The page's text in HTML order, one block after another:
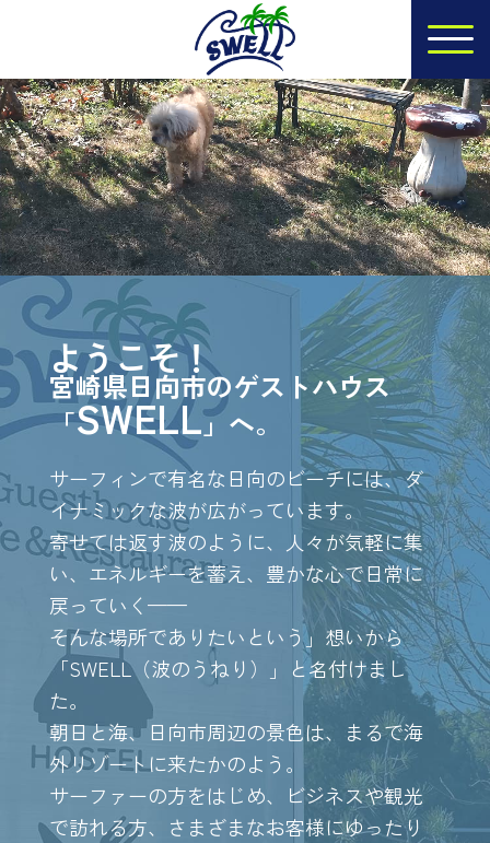
ようこそ！
宮崎県日向市のゲストハウス
「SWELL」へ。
サーフィンで有名な日向のビーチには、ダ
イナミックな波が広がっています。
寄せては返す波のように、人々が気軽に集
い、エネルギーを蓄え、豊かな心で日常に
戻っていく——
そんな場所でありたいという」想いから
「SWELL（波のうねり）」と名付けまし
た。
朝日と海、日向市周辺の景色は、まるで海
外リゾートに来たかのよう。
サーファーの方をはじめ、ビジネスや観光
で訪れる方、さまざまなお客様にゆったり